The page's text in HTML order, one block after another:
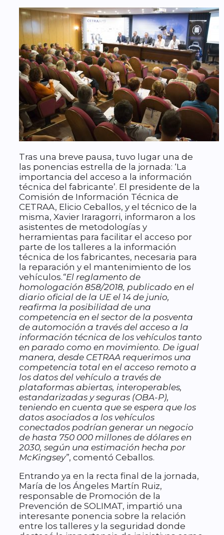
Tras una breve pausa, tuvo lugar una de
las ponencias estrella de la jornada: ‘La
importancia del acceso a la información
técnica del fabricante’. El presidente de la
Comisión de Información Técnica de
CETRAA, Elicio Ceballos, y el técnico de la
misma, Xavier Iraragorri, informaron a los
asistentes de metodologías y
herramientas para facilitar el acceso por
parte de los talleres a la información
técnica de los fabricantes, necesaria para
la reparación y el mantenimiento de los
vehículos.“El reglamento de
homologación 858/2018, publicado en el
diario oficial de la UE el 14 de junio,
reafirma la posibilidad de una
competencia en el sector de la posventa
de automoción a través del acceso a la
información técnica de los vehículos tanto
en parado como en movimiento. De igual
manera, desde CETRAA requerimos una
competencia total en el acceso remoto a
los datos del vehículo a través de
plataformas abiertas, interoperables,
estandarizadas y seguras (OBA-P),
teniendo en cuenta que se espera que los
datos asociados a los vehículos
conectados podrían generar un negocio
de hasta 750 000 millones de dólares en
2030, según una estimación hecha por
McKingsey”, comentó Ceballos.
Entrando ya en la recta final de la jornada,
María de los Ángeles Martín Ruiz,
responsable de Promoción de la
Prevención de SOLIMAT, impartió una
interesante ponencia sobre la relación
entre los talleres y la seguridad donde